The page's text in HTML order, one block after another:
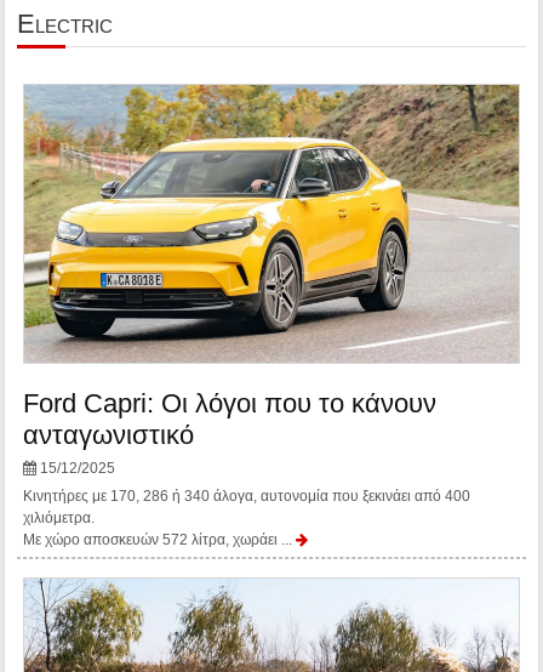
Electric
Ford Capri: Οι λόγοι που το κάνουν
ανταγωνιστικό
15/12/2025
Κινητήρες με 170, 286 ή 340 άλογα, αυτονομία που ξεκινάει από 400
χιλιόμετρα.
Με χώρο αποσκευών 572 λίτρα, χωράει ...